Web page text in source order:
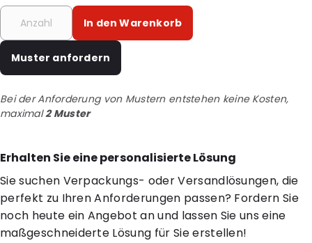
In den Warenkorb
Muster anfordern
Bei der Anforderung von Mustern entstehen keine Kosten,
maximal2 Muster
Erhalten Sie eine personalisierte Lösung
Sie suchen Verpackungs- oder Versandlösungen, die
perfekt zu Ihren Anforderungen passen? Fordern Sie
noch heute ein Angebot an und lassen Sie uns eine
maßgeschneiderte Lösung für Sie erstellen!